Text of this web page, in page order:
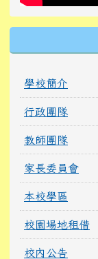
學校簡介
行政團隊
教師團隊
家長委員會
本校學區
校園場地租借
校內公告